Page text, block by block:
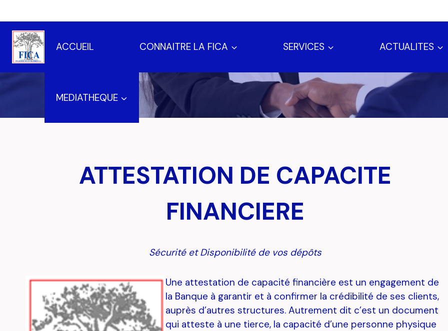
au
contenu
ACCUEIL
CONNAITRE LA FICA SERVICES ACTUALITES
MEDIATHEQUE
ATTESTATION DE CAPACITE
FINANCIERE
Sécurité et Disponibilité de vos dépôts
Une attestation de capacité financière est un engagement de
la Banque à garantir et à confirmer la crédibilité de ses clients,
auprès d’autres structures. Autrement dit c’est un document
qui atteste à une tierce, la capacité d’une personne physique